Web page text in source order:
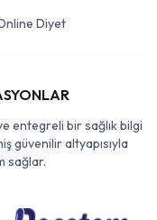
Diyet
entegreli bir sağlık bilgi
güvenilir altyapısıyla
sağlar.